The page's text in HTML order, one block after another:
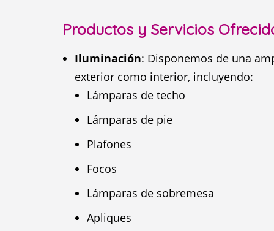
Productos y Servicios
Iluminación: Disponemos de una
exterior como interior, incluyendo:
Lámparas de techo
Lámparas de pie
Plafones
Focos
Lámparas de sobremesa
Apliques